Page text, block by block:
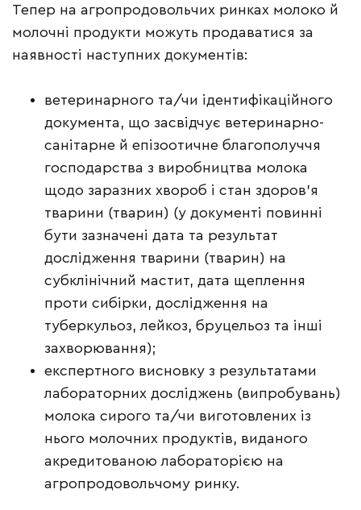
Тепер на агропродовольчих ринках молоко й
молочні продукти можуть продаватися за
наявності наступних документів:
ветеринарного та/чи ідентифікаційного
документа, що засвідчує ветеринарно-
санітарне й епізоотичне благополуччя
господарства з виробництва молока
щодо заразних хвороб і стан здоров’я
тварини (тварин) (у документі повинні
бути зазначені дата та результат
дослідження тварини (тварин) на
субклінічний мастит, дата щеплення
проти сибірки, дослідження на
туберкульоз, лейкоз, бруцельоз та інші
захворювання);
експертного висновку з результатами
лабораторних досліджень (випробувань)
молока сирого та/чи виготовлених із
нього молочних продуктів, виданого
акредитованою лабораторією на
агропродовольчому ринку.